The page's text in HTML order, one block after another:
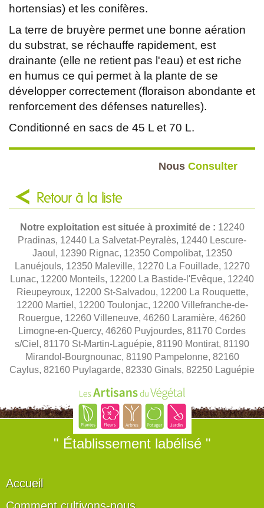
hortensias) et les conifères.
La terre de bruyère permet une bonne aération
du substrat, se réchauffe rapidement, est
drainante (elle ne retient pas l'eau) et est riche
en humus ce qui permet à la plante de se
développer correctement (floraison abondante et
renforcement des défenses naturelles).
Conditionné en sacs de 45 L et 70 L.
Nous Consulter
Retour à la liste
Notre exploitation est située à proximité de : 12240
Pradinas, 12440 La Salvetat-Peyralès, 12440 Lescure-
Jaoul, 12390 Rignac, 12350 Compolibat, 12350
Lanuéjouls, 12350 Maleville, 12270 La Fouillade, 12270
Lunac, 12200 Monteils, 12200 La Bastide-l'Evêque, 12240
Rieupeyroux, 12200 St-Salvadou, 12200 La Rouquette,
12200 Martiel, 12200 Toulonjac, 12200 Villefranche-de-
Rouergue, 12260 Villeneuve, 46260 Laramière, 46260
Limogne-en-Quercy, 46260 Puyjourdes, 81170 Cordes
s/Ciel, 81170 St-Martin-Laguépie, 81190 Montirat, 81190
Mirandol-Bourgnounac, 81190 Pampelonne, 82160
Caylus, 82160 Puylagarde, 82330 Ginals, 82250 Laguépie
" Établissement labélisé "
Accueil